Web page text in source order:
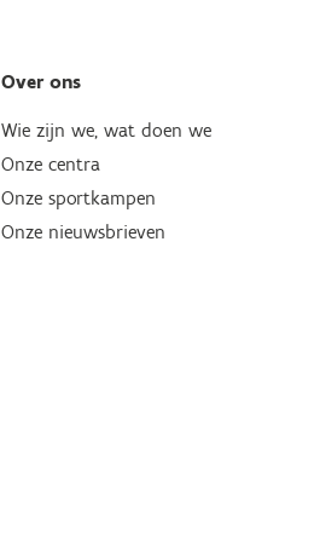
Over ons
Wie zijn we, wat doen we
Onze centra
Onze sportkampen
Onze nieuwsbrieven